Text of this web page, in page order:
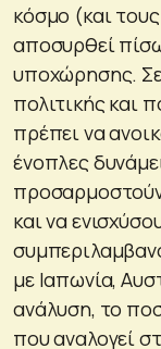
κόσμο (και
αποσυρθεί
υποχώρησης.
πολιτικής και
πρέπει να
ένοπλες
προσαρμοστούν
και να
με Ιαπωνία,
ανάλυση, το
που αναλογεί